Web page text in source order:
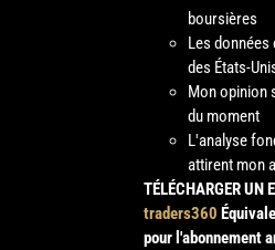
boursières
Les données
des États-
Mon opinion
du moment
L'analyse
attirent mon
TÉLÉCHARGER UN
traders360
pour l'abonnement